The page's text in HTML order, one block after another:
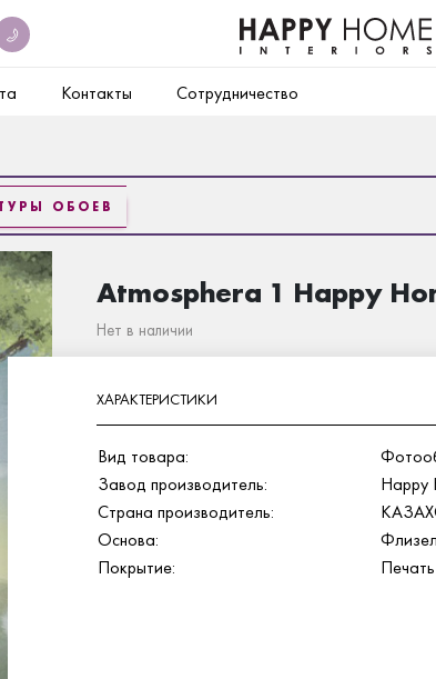
Контакты Сотрудничество
ОБОЕВ
Atmosphera 1 Happy
Нет в наличии
ХАРАКТЕРИСТИКИ
Вид товара:
Завод производитель:
Happy
Страна производитель:
Основа:
Покрытие: